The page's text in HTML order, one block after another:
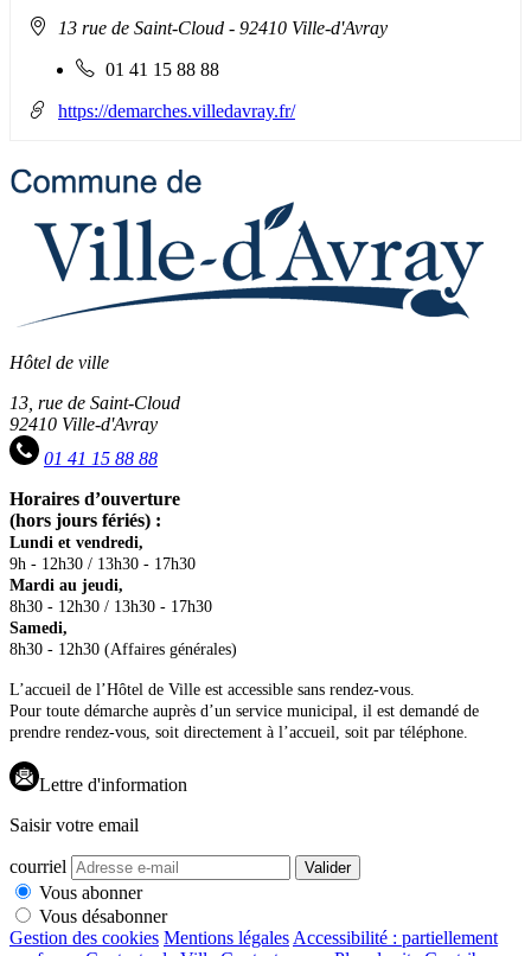
Adresse13 rue de Saint-Cloud - 92410 Ville-d'Avray
Téléphone
:
01 41 15 88 88
https://demarches.villedavray.fr/
Hôtel de ville
13, rue de Saint-Cloud
92410 Ville-d'Avray
01 41 15 88 88
Horaires d’ouverture
(hors jours fériés) :
Lundi et vendredi,
9h - 12h30 / 13h30 - 17h30
Mardi au jeudi,
8h30 - 12h30 / 13h30 - 17h30
Samedi,
8h30 - 12h30 (Affaires générales)
L’accueil de l’Hôtel de Ville est accessible sans rendez-vous.
Pour toute démarche auprès d’un service municipal, il est demandé de
prendre rendez-vous, soit directement à l’accueil, soit par téléphone.
Lettre d'information
Saisir votre email
courriel Valider
Vous abonner
Vous désabonner
Gestion des cookies Mentions légales Accessibilité : partiellement